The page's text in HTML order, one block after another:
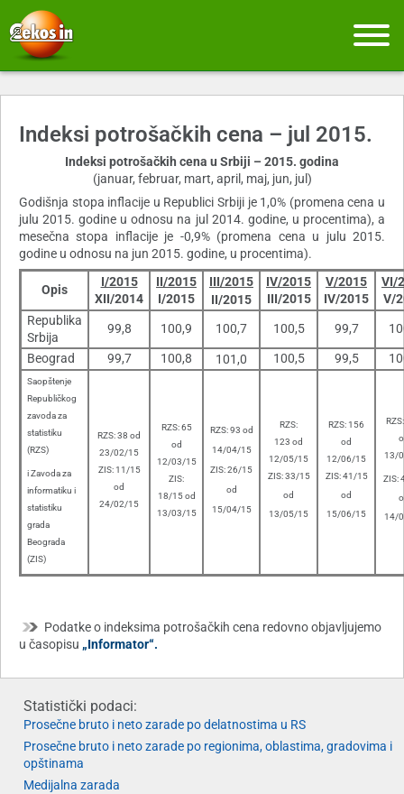
Indeksi potrošačkih cena – jul 2015.
Indeksi potrošačkih cena u Srbiji – 2015. godina
(januar, februar, mart, april, maj, jun, jul)
Godišnja stopa inflacije u Republici Srbiji je 1,0% (promena cena u
julu 2015. godine u odnosu na jul 2014. godine, u procentima), a
mesečna stopa inflacije je -0,9% (promena cena u julu 2015.
godine u odnosu na jun 2015. godine, u procentima).
Opis
I/2015
XII/2014
II/2015
I/2015
III/2015
II/2015
IV/2015
III/2015
V/2015
IV/2015
VI/
V/
Republika
Srbija
99,8 100,9 100,7 100,5 99,7
Beograd 99,7 100,8 101,0 100,5 99,5
Saopštenje
Republičkog
zavoda za
statistiku
(RZS)
i Zavoda za
informatiku i
statistiku
grada
Beograda
(ZIS)
RZS: 38 od
23/02/15
ZIS: 11/15
od
24/02/15
RZS: 65
od
12/03/15
ZIS:
18/15 od
13/03/15
RZS: 93 od
14/04/15
ZIS: 26/15
od
15/04/15
RZS:
123 od
12/05/15
ZIS: 33/15
od
13/05/15
RZS: 156
od
12/06/15
ZIS: 41/15
od
15/06/15
13/
ZIS:
14/
Podatke o indeksima potrošačkih cena redovno objavljujemo
u časopisu „Informator“.
Statistički podaci:
Prosečne bruto i neto zarade po delatnostima u RS
Prosečne bruto i neto zarade po regionima, oblastima, gradovima i
opštinama
Medijalna zarada